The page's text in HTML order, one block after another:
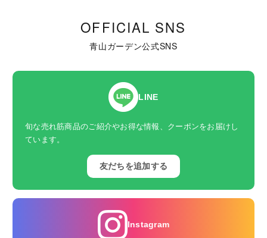
OFFICIAL SNS
青山ガーデン公式SNS
LINE
旬な売れ筋商品のご紹介やお得な情報、クーポンをお届けし
ています。
友だちを追加する
Instagram